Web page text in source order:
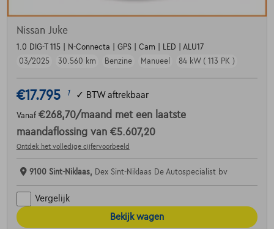
Nissan Juke
1.0 DIG-T 115 | N-Connecta | GPS | Cam | LED | ALU17
03/2025
30.560 km Benzine Manueel 84 kW ( 113 PK )
€17.795 1 ✓ BTW aftrekbaar
Vanaf €268,70/maand met een laatste
maandaflossing van €5.607,20
Ontdek het volledige cijfervoorbeeld
9100 Sint-Niklaas, Dex Sint-Niklaas De Autospecialist bv
Vergelijk
Bekijk wagen